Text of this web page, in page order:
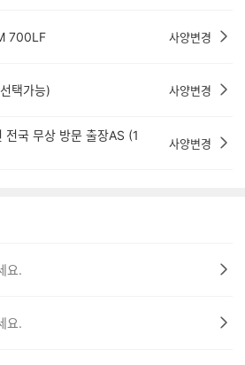
700LF 사양변경
택가능) 사양변경
전국 무상 방문 출장AS (1
사양변경
요.
요.